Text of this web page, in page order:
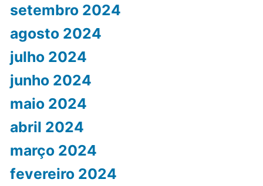
setembro 2024
agosto 2024
julho 2024
junho 2024
maio 2024
abril 2024
março 2024
fevereiro 2024